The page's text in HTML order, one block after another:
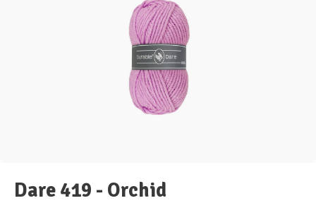
Dare 419 - Orchid